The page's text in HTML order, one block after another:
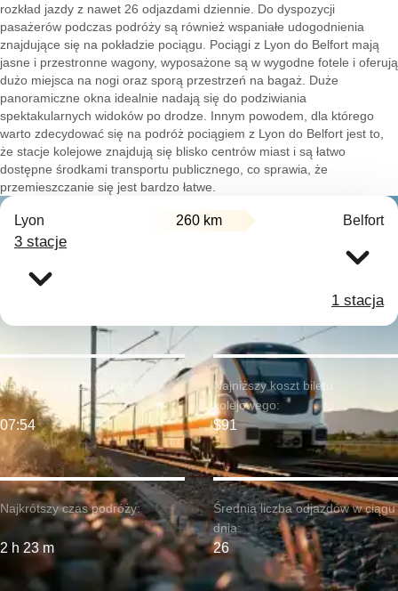
rozkład jazdy z nawet 26 odjazdami dziennie. Do dyspozycji
pasażerów podczas podróży są również wspaniałe udogodnienia
znajdujące się na pokładzie pociągu. Pociągi z Lyon do Belfort mają
jasne i przestronne wagony, wyposażone są w wygodne fotele i oferują
dużo miejsca na nogi oraz sporą przestrzeń na bagaż. Duże
panoramiczne okna idealnie nadają się do podziwiania
spektakularnych widoków po drodze. Innym powodem, dla którego
warto zdecydować się na podróż pociągiem z Lyon do Belfort jest to,
że stacje kolejowe znajdują się blisko centrów miast i są łatwo
dostępne środkami transportu publicznego, co sprawia, że
przemieszczanie się jest bardzo łatwe.
Lyon 260 km Belfort
3 stacje
1 stacja
Najkrótszy czas podróży:
2 h 23 m
Najwcześniejszy wyjazd:
07:54
Najniższy koszt biletu
kolejowego:
$91
Średnia liczba odjazdów w ciągu
dnia:
26